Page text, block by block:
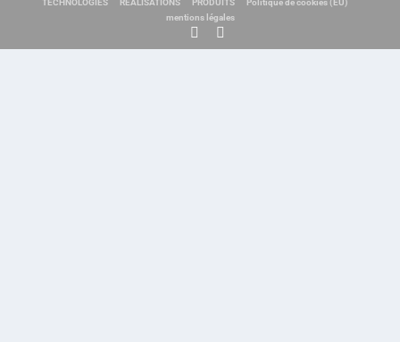
TECHNOLOGIES
RÉALISATIONS PRODUITS
Politique de cookies (EU)
mentions légales